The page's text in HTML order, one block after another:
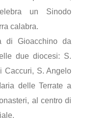
un Sinodo
calabra.
di Gioacchino da
due diocesi: S.
Caccuri, S. Angelo
delle Terrate a
al centro di